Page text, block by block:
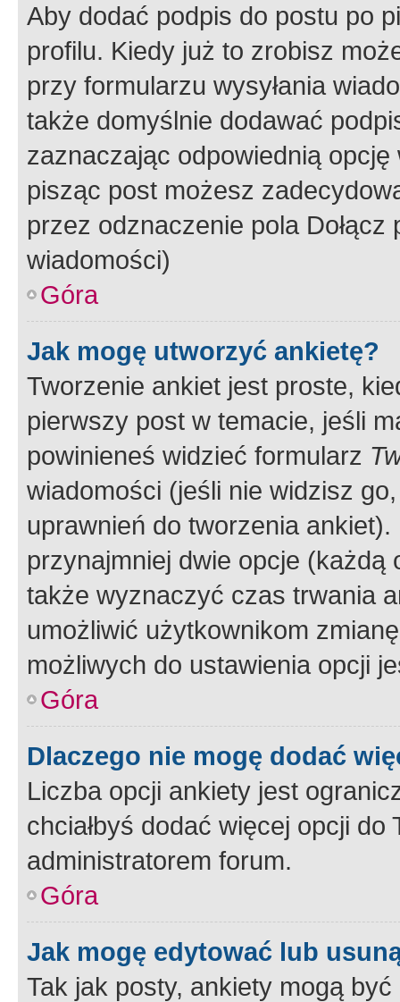
Aby dodać podpis do postu po
profilu. Kiedy już to zrobisz
przy formularzu wysyłania
także domyślnie dodawać
zaznaczając odpowiednią
pisząc post możesz
przez odznaczenie pola
wiadomości)
Góra
Jak mogę utworzyć ankietę?
Tworzenie ankiet jest proste,
pierwszy post w temacie, jeśli
powinieneś widzieć formularz
wiadomości (jeśli nie widzisz
uprawnień do tworzenia
przynajmniej dwie opcje
także wyznaczyć czas trwania
umożliwić użytkownikom
możliwych do ustawienia opcji
Góra
Dlaczego nie mogę dodać
Liczba opcji ankiety jest
chciałbyś dodać więcej opcji
administratorem forum.
Góra
Jak mogę edytować lub
Tak jak posty, ankiety mogą